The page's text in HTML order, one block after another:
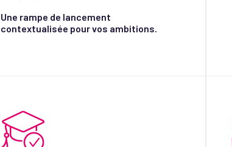
Une rampe de lancement
contextualisée pour vos ambitions.